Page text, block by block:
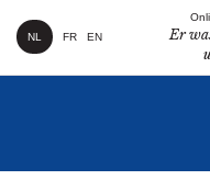
NL FR EN
Er